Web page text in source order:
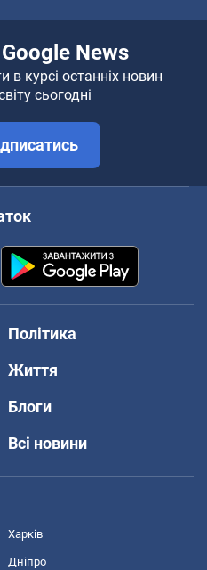
News
в курсі останніх новин
сьогодні
Політика
Життя
Блоги
Всі новини
Харків
Дніпро